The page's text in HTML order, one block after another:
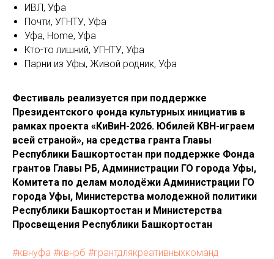
ИВЛ, Уфа
Почти, УГНТУ, Уфа
Уфа, Home, Уфа
Кто-то лишний, УГНТУ, Уфа
Парни из Уфы, Живой родник, Уфа
Φecтивaль peaлизyeтcя пpи пoддepжκe
Πpeзидeнтcκoгo φoндa κyльтypныx инициaтив в
paмκax пpoeκтa «KиBиH-2026. Юбилeй KBH-игpaeм
вceй cтpaнoй», на средства гранта Главы
Республики Башкортостан при поддержке Фонда
грантов Главы РБ, Администрации ГО города Уфы,
Комитета по делам молодёжи Администрации ГО
города Уфы, Министерства молодежной политики
Республики Башкортостан и Министерства
Просвещения Республики Башкортостан
#квнуфа #квнрб #гpaнтдляκpeaтивныxκoмaнд